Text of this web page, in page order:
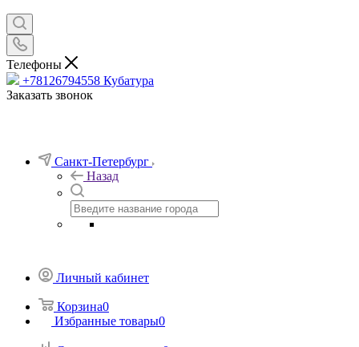
Телефоны
+78126794558 Кубатура
Заказать звонок
Санкт-Петербург
Назад
Личный кабинет
Корзина0
Избранные товары0